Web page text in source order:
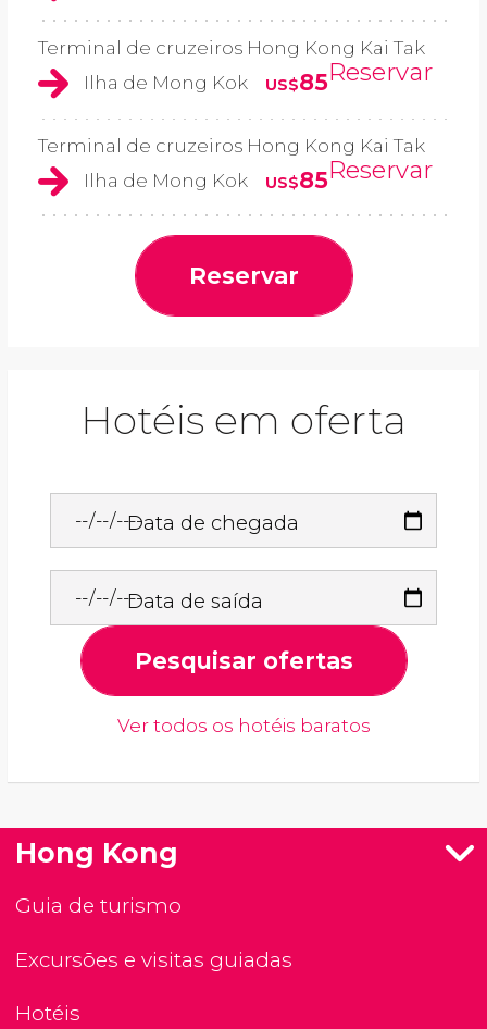
Terminal de cruzeiros Hong Kong Kai Tak
Ilha de Mong Kok
US$85Reservar
Terminal de cruzeiros Hong Kong Kai Tak
Ilha de Mong Kok
US$85Reservar
Reservar
Hotéis em oferta
Data de chegada
Data de saída
Pesquisar ofertas
Ver todos os hotéis baratos
Hong Kong
Guia de turismo
Excursões e visitas guiadas
Hotéis